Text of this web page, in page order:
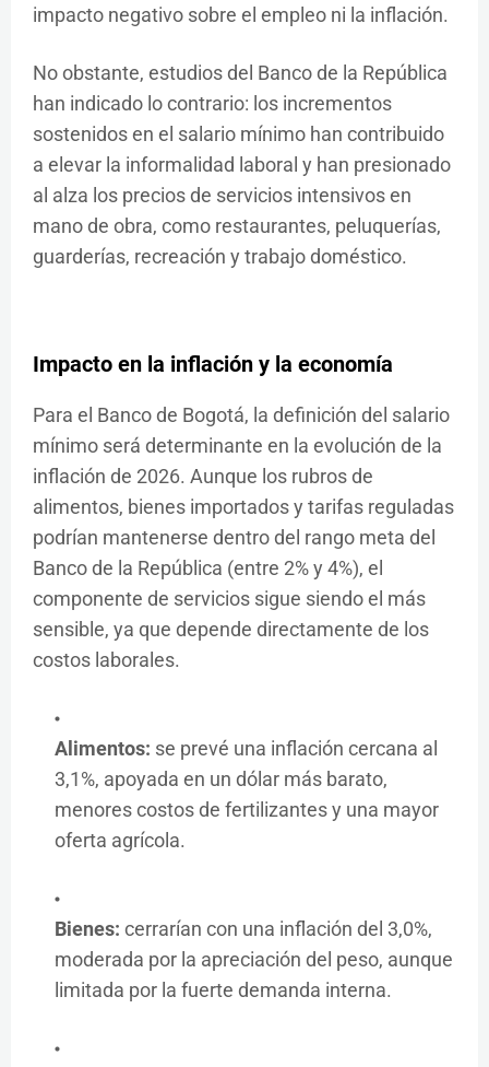
impacto negativo sobre el empleo ni la inflación.
No obstante, estudios del Banco de la República
han indicado lo contrario: los incrementos
sostenidos en el salario mínimo han contribuido
a elevar la informalidad laboral y han presionado
al alza los precios de servicios intensivos en
mano de obra, como restaurantes, peluquerías,
guarderías, recreación y trabajo doméstico.
Impacto en la inflación y la economía
Para el Banco de Bogotá, la definición del salario
mínimo será determinante en la evolución de la
inflación de 2026. Aunque los rubros de
alimentos, bienes importados y tarifas reguladas
podrían mantenerse dentro del rango meta del
Banco de la República (entre 2% y 4%), el
componente de servicios sigue siendo el más
sensible, ya que depende directamente de los
costos laborales.
Alimentos: se prevé una inflación cercana al
3,1%, apoyada en un dólar más barato,
menores costos de fertilizantes y una mayor
oferta agrícola.
Bienes: cerrarían con una inflación del 3,0%,
moderada por la apreciación del peso, aunque
limitada por la fuerte demanda interna.